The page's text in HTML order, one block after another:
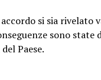
si sia rivelato
sono state
Paese.